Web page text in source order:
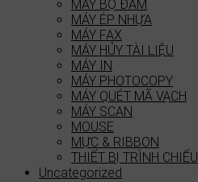
MÁY BỘ ĐÀM
MÁY ÉP NHỰA
MÁY FAX
MÁY HỦY TÀI LIỆU
MÁY IN
MÁY PHOTOCOPY
MÁY QUÉT MÃ VẠCH
MÁY SCAN
MOUSE
MỰC & RIBBON
THIẾT BỊ TRÌNH CHIẾU
Uncategorized